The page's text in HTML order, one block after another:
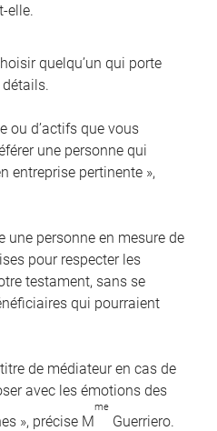
elle.
quelqu’un qui porte
ou d’actifs que vous
une personne qui
entreprise pertinente »,
une personne en mesure de
pour respecter les
testament, sans se
qui pourraient
de médiateur en cas de
avec les émotions des
», précise M
me
Guerriero.